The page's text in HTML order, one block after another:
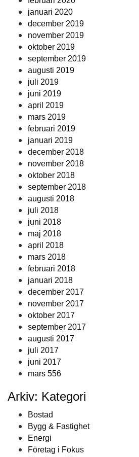
januari 2020
december 2019
november 2019
oktober 2019
september 2019
augusti 2019
juli 2019
juni 2019
april 2019
mars 2019
februari 2019
januari 2019
december 2018
november 2018
oktober 2018
september 2018
augusti 2018
juli 2018
juni 2018
maj 2018
april 2018
mars 2018
februari 2018
januari 2018
december 2017
november 2017
oktober 2017
september 2017
augusti 2017
juli 2017
juni 2017
mars 556
Arkiv: Kategori
Bostad
Bygg & Fastighet
Energi
Företag i Fokus